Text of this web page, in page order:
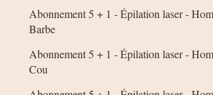
Abonnement 5 + 1 - Épilation laser -
Barbe
Abonnement 5 + 1 - Épilation laser -
Cou